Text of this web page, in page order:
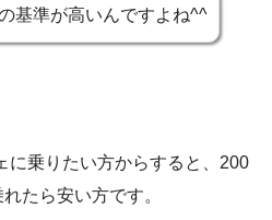
の基準が高いんですよね^^
に乗りたい方からすると、200
たら安い方です。